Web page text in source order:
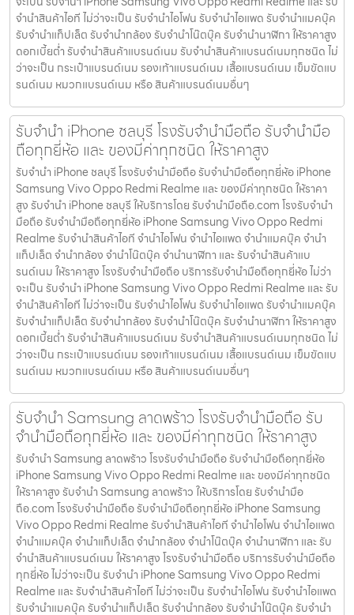
จำนำสินค้าไอที ไม่ว่าจะเป็น รับจำนำไอโฟน รับจำนำไอแพด รับจำนำแมคบุ๊ค
รับจำนำแท็ปเล็ต รับจำนำกล้อง รับจำนำโน๊ตบุ๊ค รับจำนำนาฬิกา ให้ราคาสูง
ดอกเบี้ยต่ำ รับจำนำสินค้าแบรนด์เนม รับจำนำสินค้าแบรนด์เนมทุกชนิด ไม่
ว่าจะเป็น กระเป๋าแบรนด์เนม รองเท้าแบรนด์เนม เสื้อแบรนด์เนม เข็มขัดแบ
รนด์เนม หมวกแบรนด์เนม หรือ สินค้าแบรนด์เนมอื่นๆ
รับจำนำ iPhone ชลบุรี โรงรับจำนำมือถือ รับจำนำมือ
ถือทุกยี่ห้อ และ ของมีค่าทุกชนิด ให้ราคาสูง
รับจำนำ iPhone ชลบุรี โรงรับจำนำมือถือ รับจำนำมือถือทุกยี่ห้อ iPhone
Samsung Vivo Oppo Redmi Realme และ ของมีค่าทุกชนิด ให้ราคา
สูง รับจำนำ iPhone ชลบุรี ให้บริการโดย รับจํานํามือถือ.com โรงรับจำนำ
มือถือ รับจำนำมือถือทุกยี่ห้อ iPhone Samsung Vivo Oppo Redmi
Realme รับจำนำสินค้าไอที จำนำไอโฟน จำนำไอแพด จำนำแมคบุ๊ค จำนำ
แท็ปเล็ต จำนำกล้อง จำนำโน๊ตบุ๊ค จำนำนาฬิกา และ รับจำนำสินค้าแบ
รนด์เนม ให้ราคาสูง โรงรับจำนำมือถือ บริการรับจำนำมือถือทุกยี่ห้อ ไม่ว่า
จะเป็น รับจำนำ iPhone Samsung Vivo Oppo Redmi Realme และ รับ
จำนำสินค้าไอที ไม่ว่าจะเป็น รับจำนำไอโฟน รับจำนำไอแพด รับจำนำแมคบุ๊ค
รับจำนำแท็ปเล็ต รับจำนำกล้อง รับจำนำโน๊ตบุ๊ค รับจำนำนาฬิกา ให้ราคาสูง
ดอกเบี้ยต่ำ รับจำนำสินค้าแบรนด์เนม รับจำนำสินค้าแบรนด์เนมทุกชนิด ไม่
ว่าจะเป็น กระเป๋าแบรนด์เนม รองเท้าแบรนด์เนม เสื้อแบรนด์เนม เข็มขัดแบ
รนด์เนม หมวกแบรนด์เนม หรือ สินค้าแบรนด์เนมอื่นๆ
รับจำนำ Samsung ลาดพร้าว โรงรับจำนำมือถือ รับ
จำนำมือถือทุกยี่ห้อ และ ของมีค่าทุกชนิด ให้ราคาสูง
รับจำนำ Samsung ลาดพร้าว โรงรับจำนำมือถือ รับจำนำมือถือทุกยี่ห้อ
iPhone Samsung Vivo Oppo Redmi Realme และ ของมีค่าทุกชนิด
ให้ราคาสูง รับจำนำ Samsung ลาดพร้าว ให้บริการโดย รับจํานํามือ
ถือ.com โรงรับจำนำมือถือ รับจำนำมือถือทุกยี่ห้อ iPhone Samsung
Vivo Oppo Redmi Realme รับจำนำสินค้าไอที จำนำไอโฟน จำนำไอแพด
จำนำแมคบุ๊ค จำนำแท็ปเล็ต จำนำกล้อง จำนำโน๊ตบุ๊ค จำนำนาฬิกา และ รับ
จำนำสินค้าแบรนด์เนม ให้ราคาสูง โรงรับจำนำมือถือ บริการรับจำนำมือถือ
ทุกยี่ห้อ ไม่ว่าจะเป็น รับจำนำ iPhone Samsung Vivo Oppo Redmi
Realme และ รับจำนำสินค้าไอที ไม่ว่าจะเป็น รับจำนำไอโฟน รับจำนำไอแพด
รับจำนำแมคบุ๊ค รับจำนำแท็ปเล็ต รับจำนำกล้อง รับจำนำโน๊ตบุ๊ค รับจำนำ